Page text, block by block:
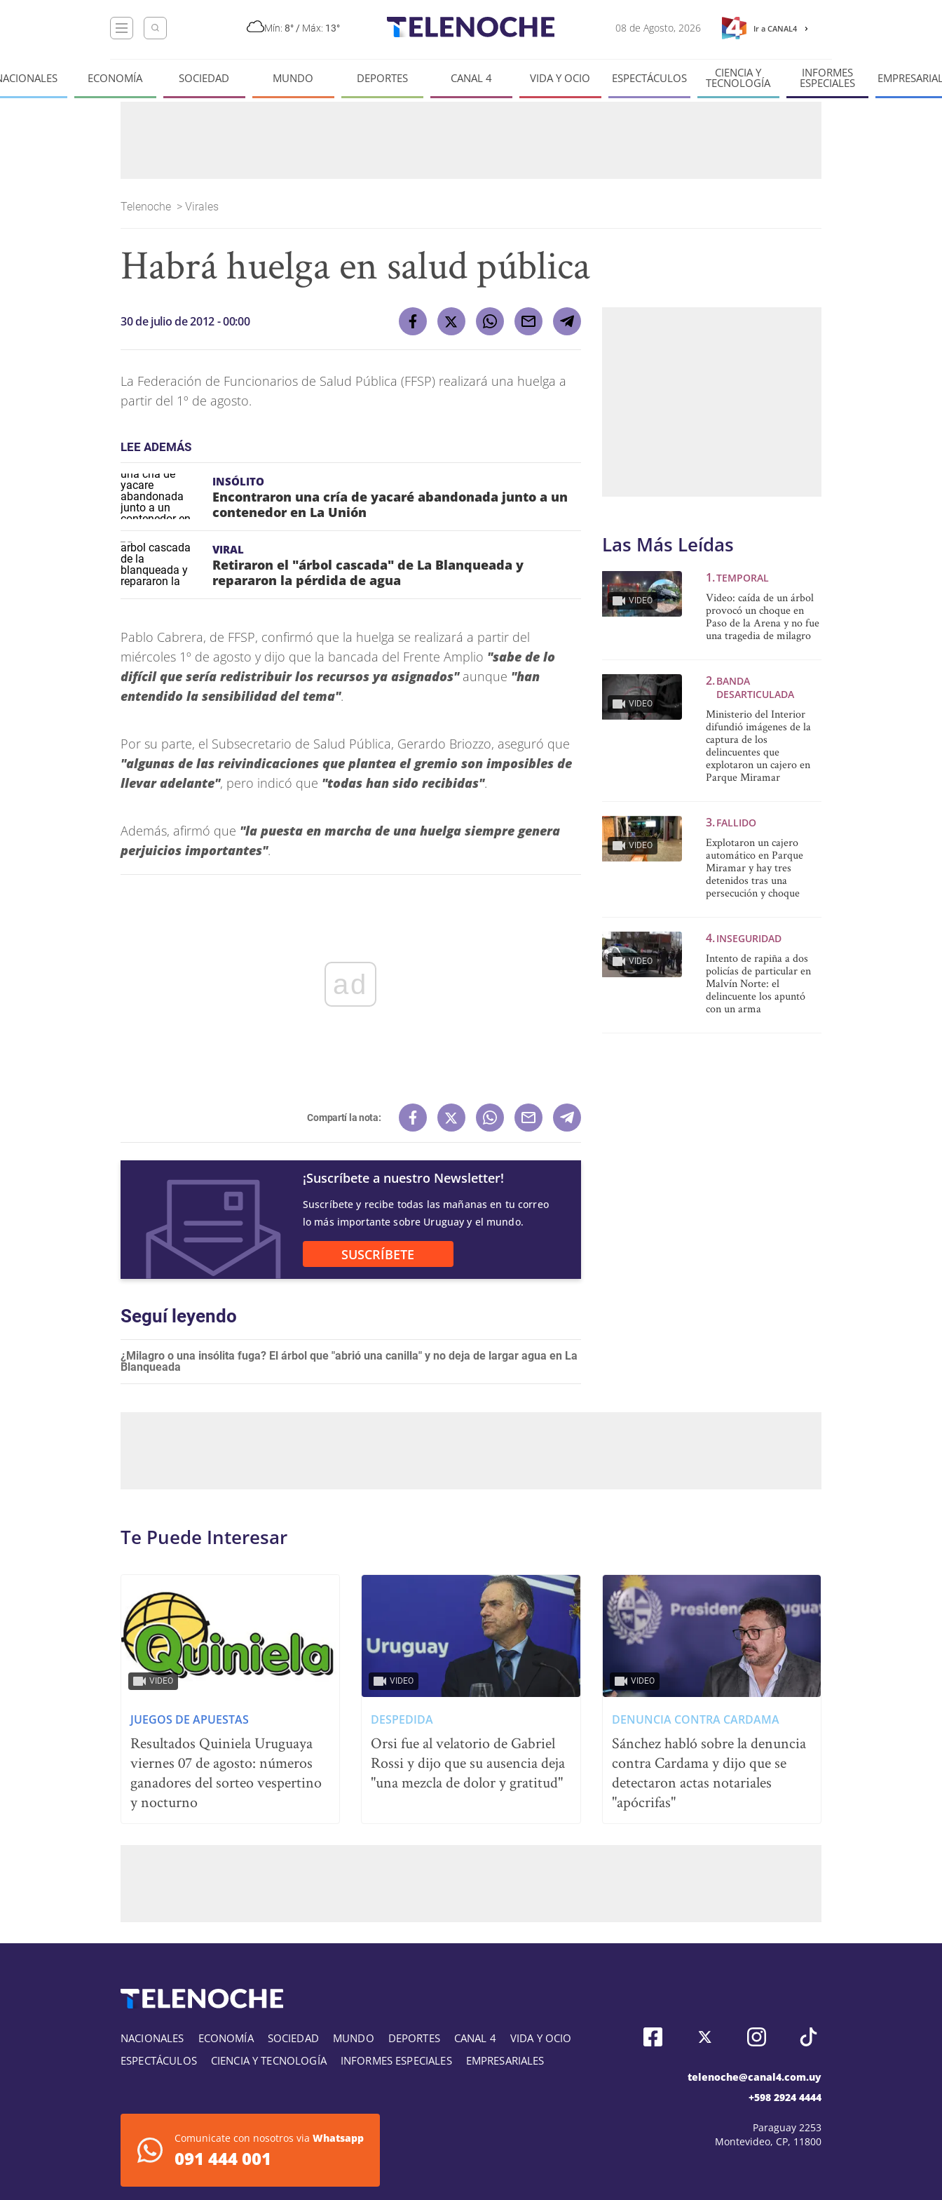
Mín: 8° / Máx: 13° 08 de Agosto, 2026 Ir a CANAL4
ECONOMÍA SOCIEDAD MUNDO DEPORTES CANAL 4 VIDA Y OCIO ESPECTÁCULOS CIENCIA Y
TECNOLOGÍA
INFORMES
ESPECIALES
Telenoche > Virales
Habrá huelga en salud pública
30 de julio de 2012 - 00:00
La Federación de Funcionarios de Salud Pública (FFSP) realizará una huelga a
partir del 1º de agosto.
LEE ADEMÁS
INSÓLITO
Encontraron una cría de yacaré abandonada junto a un
contenedor en La Unión
VIRAL
Retiraron el "árbol cascada" de La Blanqueada y
repararon la pérdida de agua
Pablo Cabrera, de FFSP, confirmó que la huelga se realizará a partir del
miércoles 1º de agosto y dijo que la bancada del Frente Amplio "sabe de lo
difícil que sería redistribuir los recursos ya asignados"aunque "han
entendido la sensibilidad del tema".
Por su parte, el Subsecretario de Salud Pública, Gerardo Briozzo, aseguró que
"algunas de las reivindicaciones que plantea el gremio son imposibles de
llevar adelante", pero indicó que "todas han sido recibidas".
Además, afirmó que "la puesta en marcha de una huelga siempre genera
perjuicios importantes".
ad
Compartí la nota:
¡Suscríbete a nuestro Newsletter!
Suscríbete y recibe todas las mañanas en tu correo
lo más importante sobre Uruguay y el mundo.
SUSCRÍBETE
Seguí leyendo
¿Milagro o una insólita fuga? El árbol que "abrió una canilla" y no deja de largar agua en La
Blanqueada
Las Más Leídas
VIDEO
TEMPORAL
Video: caída de un árbol
provocó un choque en
Paso de la Arena y no fue
una tragedia de milagro
VIDEO
BANDA
DESARTICULADA
Ministerio del Interior
difundió imágenes de la
captura de los
delincuentes que
explotaron un cajero en
Parque Miramar
VIDEO
FALLIDO
Explotaron un cajero
automático en Parque
Miramar y hay tres
detenidos tras una
persecución y choque
VIDEO
INSEGURIDAD
Intento de rapiña a dos
policías de particular en
Malvín Norte: el
delincuente los apuntó
con un arma
Te Puede Interesar
VIDEO
JUEGOS DE APUESTAS
Resultados Quiniela Uruguaya
viernes 07 de agosto: números
ganadores del sorteo vespertino
y nocturno
VIDEO
DESPEDIDA
Orsi fue al velatorio de Gabriel
Rossi y dijo que su ausencia deja
"una mezcla de dolor y gratitud"
VIDEO
DENUNCIA CONTRA CARDAMA
Sánchez habló sobre la denuncia
contra Cardama y dijo que se
detectaron actas notariales
"apócrifas"
NACIONALES ECONOMÍA SOCIEDAD MUNDO DEPORTES CANAL 4
VIDA Y OCIO
ESPECTÁCULOS
CIENCIA Y TECNOLOGÍA INFORMES ESPECIALES EMPRESARIALES
Comunicate con nosotros via Whatsapp
091 444 001
telenoche@canal4.com.uy
+598 2924 4444
Paraguay 2253
Montevideo, CP, 11800